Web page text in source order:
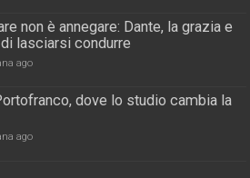
non è annegare: Dante, la grazia e
lasciarsi condurre
ago
dove lo studio cambia la
ago